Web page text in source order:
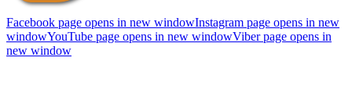
Facebook page opens in new windowInstagram page opens in new
windowYouTube page opens in new windowViber page opens in
new window